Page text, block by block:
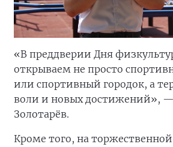
«В преддверии Дня
открываем не просто
или спортивный городок, а
воли и новых достижений», —
Золотарёв.
Кроме того, на